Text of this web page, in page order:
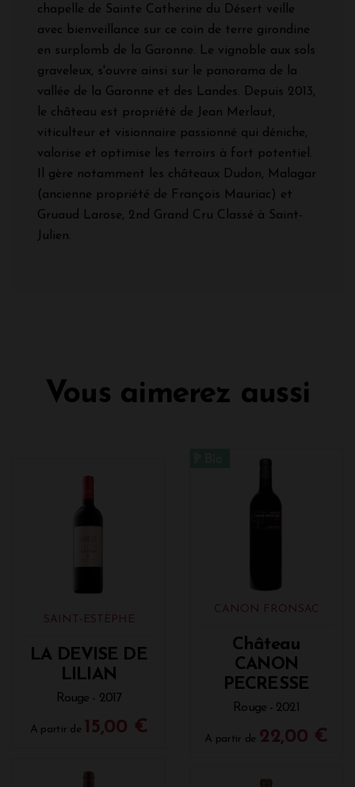
chapelle de Sainte Catherine du Désert veille
avec bienveillance sur ce coin de terre girondine
en surplomb de la Garonne. Le vignoble aux sols
graveleux, s'ouvre ainsi sur le panorama de la
vallée de la Garonne et des Landes. Depuis 2013,
le château est propriété de Jean Merlaut,
viticulteur et visionnaire passionné qui déniche,
valorise et optimise les terroirs à fort potentiel.
Il gère notamment les châteaux Dudon, Malagar
(ancienne propriété de François Mauriac) et
Gruaud Larose, 2nd Grand Cru Classé à Saint-
Julien.
Vous aimerez aussi
SAINT-ESTÈPHE
LA DEVISE DE
LILIAN
Rouge - 2017
A partir de 15,00 €
CANON FRONSAC
Château
CANON
PECRESSE
Rouge - 2021
A partir de 22,00 €